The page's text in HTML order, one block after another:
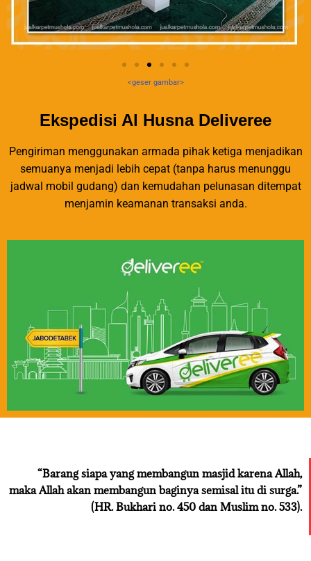
<geser gambar>
Ekspedisi Al Husna Deliveree
Pengiriman menggunakan armada pihak ketiga menjadikan
semuanya menjadi lebih cepat (tanpa harus menunggu
jadwal mobil gudang) dan kemudahan pelunasan ditempat
menjamin keamanan transaksi anda.
“Barang siapa yang membangun masjid karena Allah,
maka Allah akan membangun baginya semisal itu di surga.”
(HR. Bukhari no. 450 dan Muslim no. 533).